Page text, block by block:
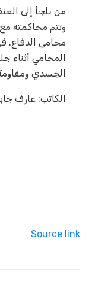
من يلجأ إلى
وتتم محاكمته
محامي الدفاع.
المحامي أثناء
الجسدي
الكاتب: عارف
Source link